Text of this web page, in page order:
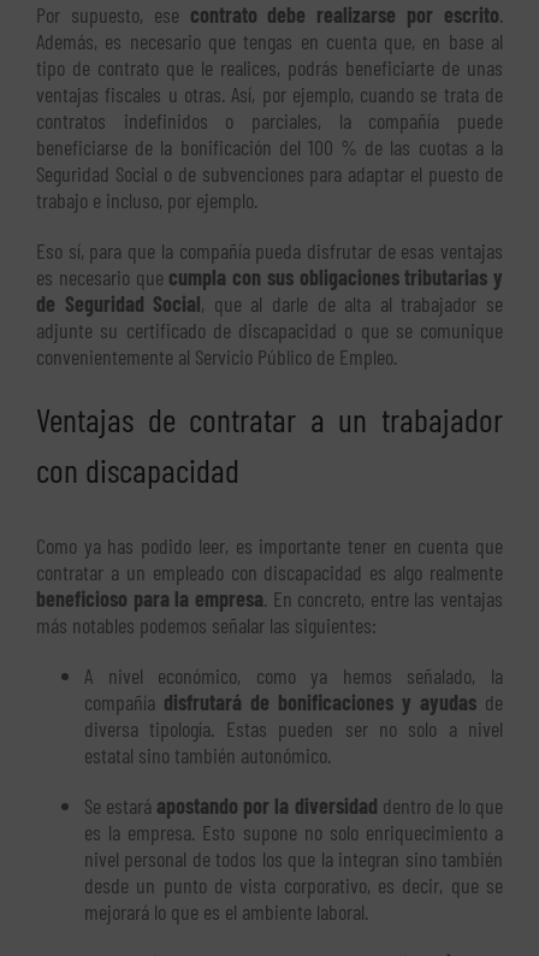
Por supuesto, ese contrato debe realizarse por escrito.
Además, es necesario que tengas en cuenta que, en base al
tipo de contrato que le realices, podrás beneficiarte de unas
ventajas fiscales u otras. Así, por ejemplo, cuando se trata de
contratos indefinidos o parciales, la compañía puede
beneficiarse de la bonificación del 100 % de las cuotas a la
Seguridad Social o de subvenciones para adaptar el puesto de
trabajo e incluso, por ejemplo.
Eso sí, para que la compañía pueda disfrutar de esas ventajas
es necesario que cumpla con sus obligaciones tributarias y
de Seguridad Social, que al darle de alta al trabajador se
adjunte su certificado de discapacidad o que se comunique
convenientemente al Servicio Público de Empleo.
Ventajas de contratar a un trabajador
con discapacidad
Como ya has podido leer, es importante tener en cuenta que
contratar a un empleado con discapacidad es algo realmente
beneficioso para la empresa. En concreto, entre las ventajas
más notables podemos señalar las siguientes:
A nivel económico, como ya hemos señalado, la
compañía disfrutará de bonificaciones y ayudas de
diversa tipología. Estas pueden ser no solo a nivel
estatal sino también autonómico.
Se estaráapostando por la diversidad dentro de lo que
es la empresa. Esto supone no solo enriquecimiento a
nivel personal de todos los que la integran sino también
desde un punto de vista corporativo, es decir, que se
mejorará lo que es el ambiente laboral.